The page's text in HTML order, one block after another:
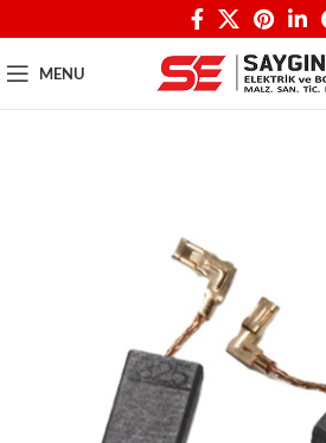
MENU